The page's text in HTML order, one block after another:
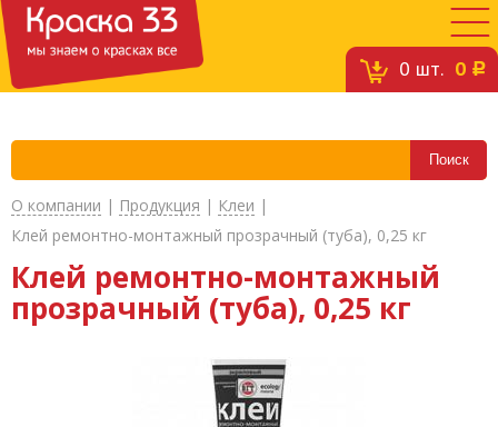
0 шт. 0 c
О компании | Продукция | Клеи |
Клей ремонтно-монтажный прозрачный (туба), 0,25 кг
Клей ремонтно-монтажный
прозрачный (туба), 0,25 кг